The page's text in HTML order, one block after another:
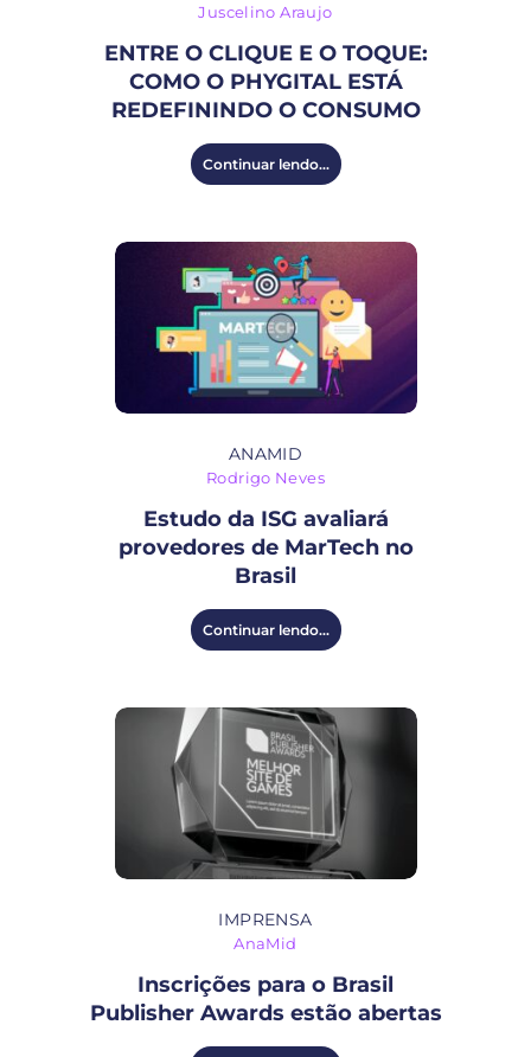
Juscelino Araujo
ENTRE O CLIQUE E O TOQUE:
COMO O PHYGITAL ESTÁ
REDEFININDO O CONSUMO
Continuar lendo...
ANAMID
Rodrigo Neves
Estudo da ISG avaliará
provedores de MarTech no
Brasil
Continuar lendo...
IMPRENSA
AnaMid
Inscrições para o Brasil
Publisher Awards estão abertas